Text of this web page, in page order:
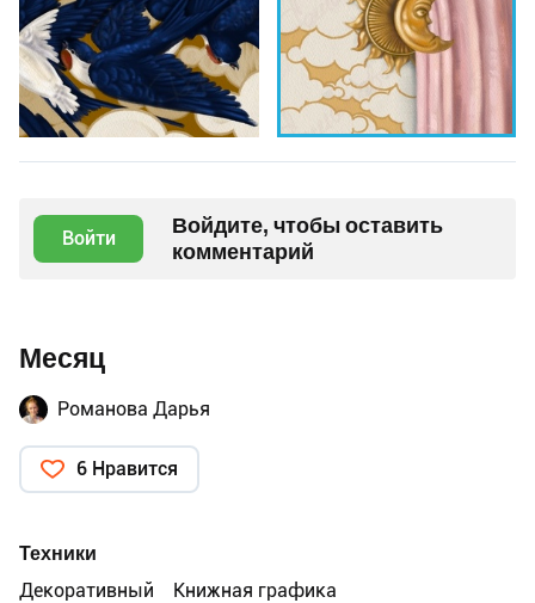
Войти
Войдите, чтобы оставить
комментарий
Месяц
Романова Дарья
6 Нравится
Техники
Декоративный
Книжная графика